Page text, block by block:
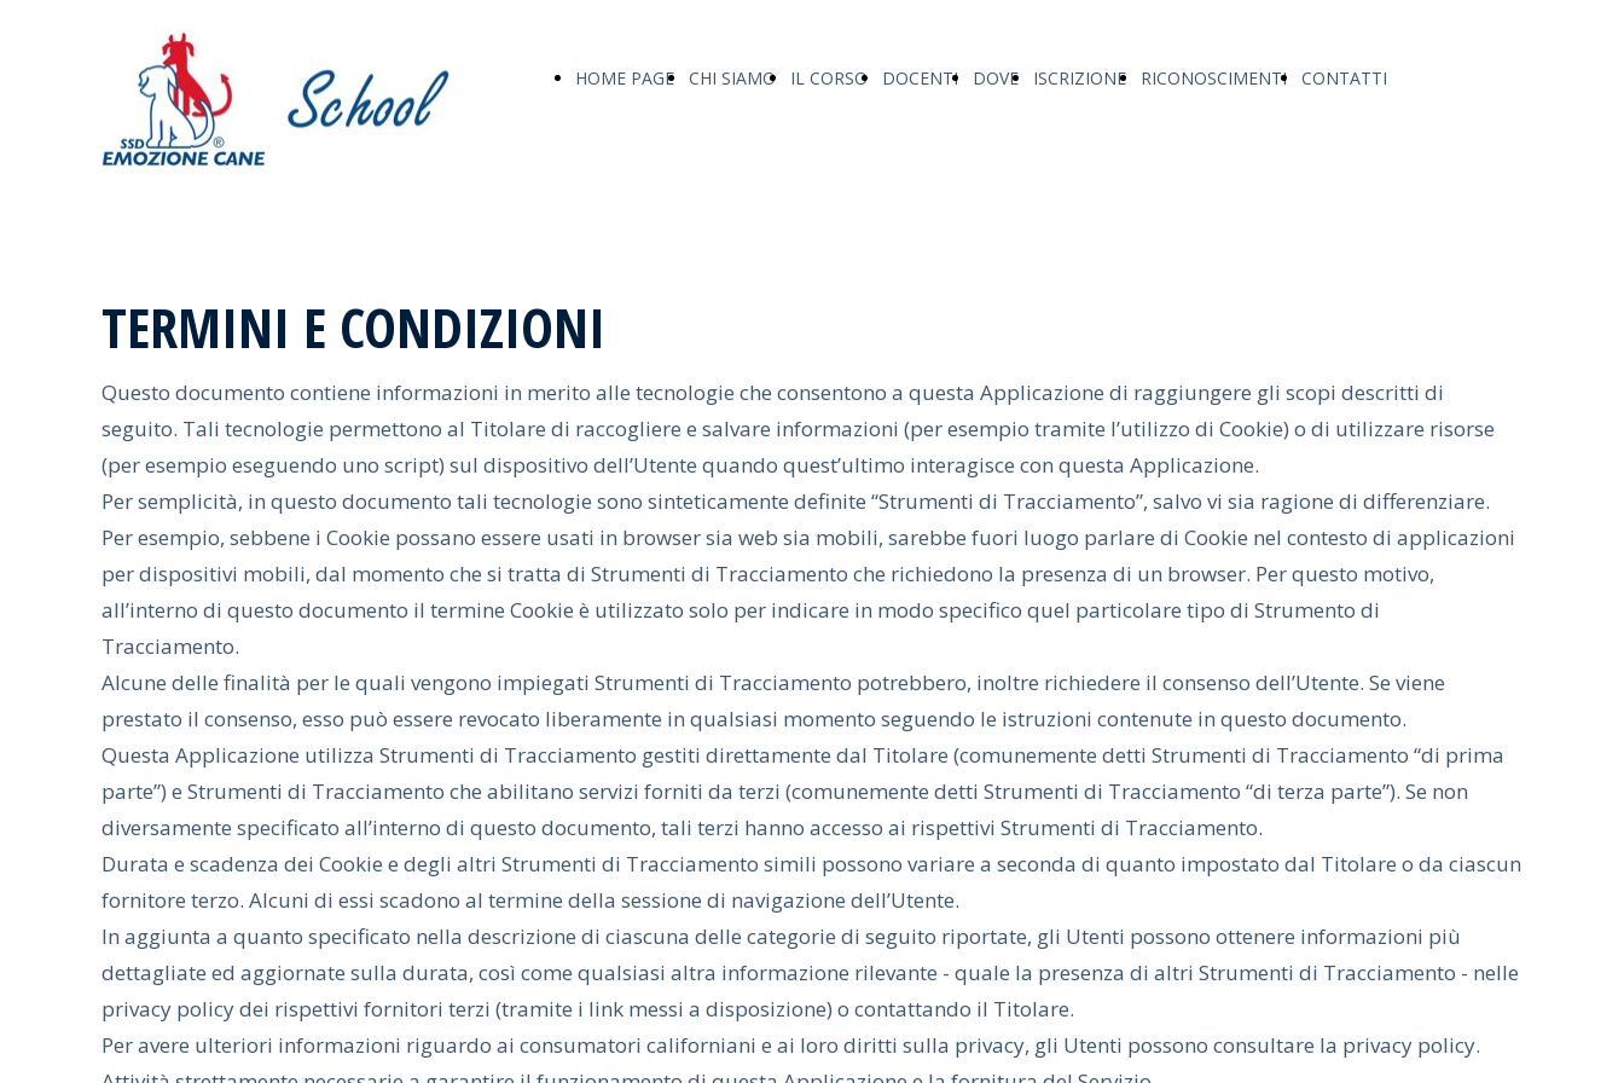
HOME PAGE CHI SIAMO IL CORSO DOCENTI DOVE ISCRIZIONE RICONOSCIMENTI CONTATTI
TERMINI E CONDIZIONI
Questo documento contiene informazioni in merito alle tecnologie che consentono a questa Applicazione di raggiungere gli scopi descritti di
seguito. Tali tecnologie permettono al Titolare di raccogliere e salvare informazioni (per esempio tramite l’utilizzo di Cookie) o di utilizzare risorse
(per esempio eseguendo uno script) sul dispositivo dell’Utente quando quest’ultimo interagisce con questa Applicazione.
Per semplicità, in questo documento tali tecnologie sono sinteticamente definite “Strumenti di Tracciamento”, salvo vi sia ragione di differenziare.
Per esempio, sebbene i Cookie possano essere usati in browser sia web sia mobili, sarebbe fuori luogo parlare di Cookie nel contesto di applicazioni
per dispositivi mobili, dal momento che si tratta di Strumenti di Tracciamento che richiedono la presenza di un browser. Per questo motivo,
all’interno di questo documento il termine Cookie è utilizzato solo per indicare in modo specifico quel particolare tipo di Strumento di
Tracciamento.
Alcune delle finalità per le quali vengono impiegati Strumenti di Tracciamento potrebbero, inoltre richiedere il consenso dell’Utente. Se viene
prestato il consenso, esso può essere revocato liberamente in qualsiasi momento seguendo le istruzioni contenute in questo documento.
Questa Applicazione utilizza Strumenti di Tracciamento gestiti direttamente dal Titolare (comunemente detti Strumenti di Tracciamento “di prima
parte”) e Strumenti di Tracciamento che abilitano servizi forniti da terzi (comunemente detti Strumenti di Tracciamento “di terza parte”). Se non
diversamente specificato all’interno di questo documento, tali terzi hanno accesso ai rispettivi Strumenti di Tracciamento.
Durata e scadenza dei Cookie e degli altri Strumenti di Tracciamento simili possono variare a seconda di quanto impostato dal Titolare o da ciascun
fornitore terzo. Alcuni di essi scadono al termine della sessione di navigazione dell’Utente.
In aggiunta a quanto specificato nella descrizione di ciascuna delle categorie di seguito riportate, gli Utenti possono ottenere informazioni più
dettagliate ed aggiornate sulla durata, così come qualsiasi altra informazione rilevante - quale la presenza di altri Strumenti di Tracciamento - nelle
privacy policy dei rispettivi fornitori terzi (tramite i link messi a disposizione) o contattando il Titolare.
Per avere ulteriori informazioni riguardo ai consumatori californiani e ai loro diritti sulla privacy, gli Utenti possono consultare la privacy policy.